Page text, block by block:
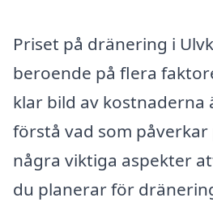
Priset på dränering i
beroende på flera
klar bild av
förstå vad som
några viktiga aspekter
du planerar för